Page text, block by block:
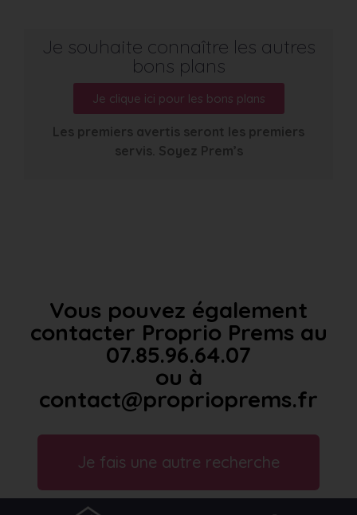
Je souhaite connaître les autres
bons plans
Je clique ici pour les bons plans
Les premiers avertis seront les premiers
servis. Soyez Prem’s
Vous pouvez également
contacter Proprio Prems au
07.85.96.64.07
ou à
contact@proprioprems.fr
Je fais une autre recherche